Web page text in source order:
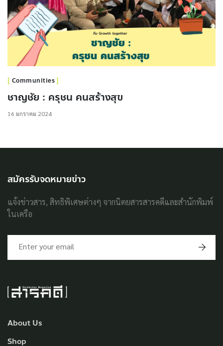
Communities
ชาญชัย : ครุชน คนสร้างสุข
16 มกราคม 2024
About Us
Shop
สมัครรับจดหมายข่าว
แจ้งข่าวสาร, สิทธิพิเศษต่างๆ จากนิตยสารสารคดีและสำนักพิมพ์
ในเครือ